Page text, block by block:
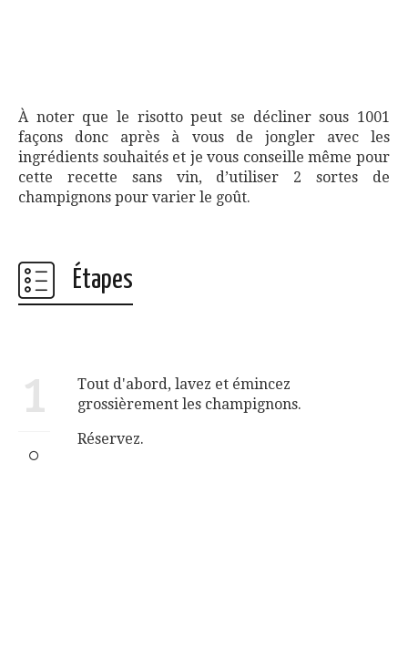
À noter que le risotto peut se décliner sous 1001
façons donc après à vous de jongler avec les
ingrédients souhaités et je vous conseille même pour
cette recette sans vin, d’utiliser 2 sortes de
champignons pour varier le goût.
Étapes
1
Tout d'abord, lavez et émincez
grossièrement les champignons.
Réservez.